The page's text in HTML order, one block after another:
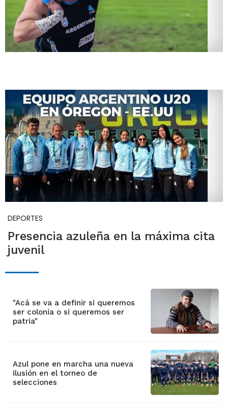
DEPORTES
Presencia azuleña en la máxima cita
juvenil
"Acá se va a definir si queremos
ser colonia o si queremos ser
patria"
Azul pone en marcha una nueva
ilusión en el torneo de
selecciones